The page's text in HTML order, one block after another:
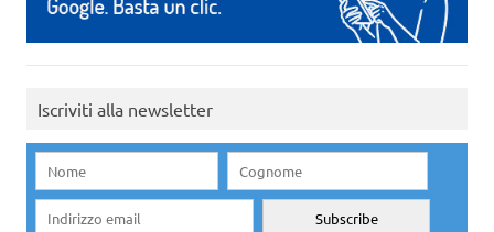
Iscriviti alla newsletter